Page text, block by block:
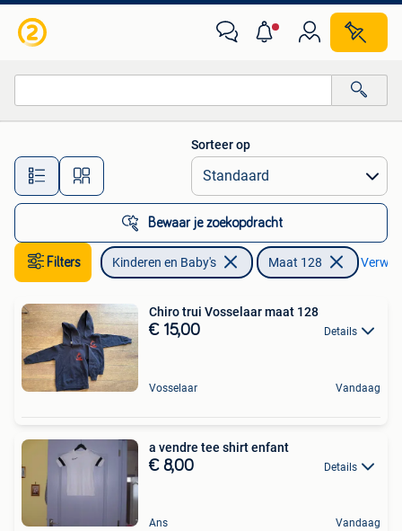
Alle afstanden…
Sorteer op
Bewaar je zoekopdracht
Filters Kinderen en Baby's Maat 128
Chiro trui Vosselaar maat 128
€ 15,00 Details
Vosselaar Vandaag
a vendre tee shirt enfant
€ 8,00 Details
Ans Vandaag